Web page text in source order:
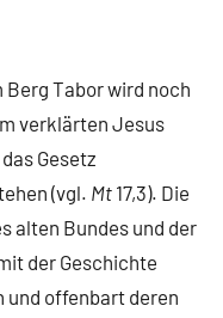
Tabor wird noch
verklärten Jesus
Gesetz
(vgl. Mt 17,3). Die
alten Bundes und der
der Geschichte
und offenbart deren